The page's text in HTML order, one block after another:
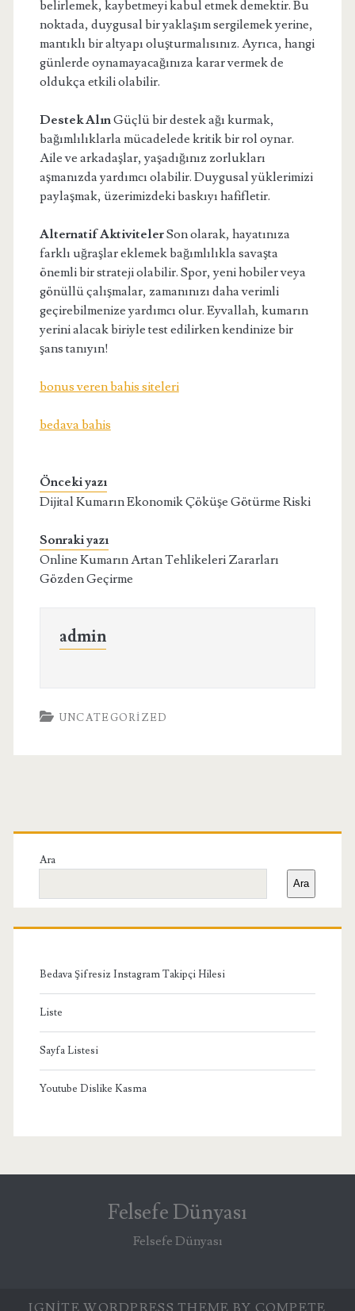
belirlemek, kaybetmeyi kabul etmek demektir. Bu
noktada, duygusal bir yaklaşım sergilemek yerine,
mantıklı bir altyapı oluşturmalısınız. Ayrıca, hangi
günlerde oynamayacağınıza karar vermek de
oldukça etkili olabilir.
Destek AlınGüçlü bir destek ağı kurmak,
bağımlılıklarla mücadelede kritik bir rol oynar.
Aile ve arkadaşlar, yaşadığınız zorlukları
aşmanızda yardımcı olabilir. Duygusal yüklerimizi
paylaşmak, üzerimizdeki baskıyı hafifletir.
Alternatif AktivitelerSon olarak, hayatınıza
farklı uğraşlar eklemek bağımlılıkla savaşta
önemli bir strateji olabilir. Spor, yeni hobiler veya
gönüllü çalışmalar, zamanınızı daha verimli
geçirebilmenize yardımcı olur. Eyvallah, kumarın
yerini alacak biriyle test edilirken kendinize bir
şans tanıyın!
bonus veren bahis siteleri
bedava bahis
Önceki yazı
Dijital Kumarın Ekonomik Çöküşe Götürme Riski
Sonraki yazı
Online Kumarın Artan Tehlikeleri Zararları
Gözden Geçirme
admin
UNCATEGORIZED
Birincil
Yan
Menü
Ara
Ara
Bedava Şifresiz Instagram Takipçi Hilesi
Liste
Sayfa Listesi
Youtube Dislike Kasma
Felsefe Dünyası
Felsefe Dünyası
IGNITE WORDPRESS THEME BY COMPETE